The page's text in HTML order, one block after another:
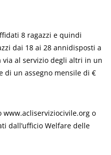
8 ragazzi e quindi
dai 18 ai 28 annidisposti a
al servizio degli altri in un
di un assegno mensile di €
o
dall’ufficio Welfare delle